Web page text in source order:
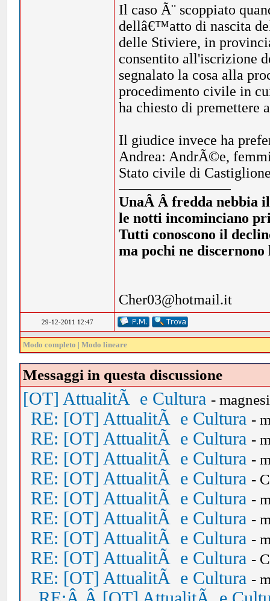
Il caso Ã¨ scoppiato
dellâ€™atto di nascita
delle Stiviere, in
consentito all'iscrizione
segnalato la cosa alla
procedimento civile in
ha chiesto di premettere
Il giudice invece ha
Andrea: AndrÃ©e,
Stato civile di
UnaÂ Â fredda nebbia
le notti incominciano
Tutti conoscono il
ma pochi ne
Cher03@hotmail.it
29-12-2011 12:47
Modo completo |Modo lineare
Messaggi in questa discussione
[OT] AttualitÃ e Cultura -
RE: [OT] AttualitÃ e Cultura -
RE: [OT] AttualitÃ e Cultura -
RE: [OT] AttualitÃ e Cultura -
RE: [OT] AttualitÃ e Cultura -
RE: [OT] AttualitÃ e Cultura -
RE: [OT] AttualitÃ e Cultura -
RE: [OT] AttualitÃ e Cultura -
RE: [OT] AttualitÃ e Cultura -
RE: [OT] AttualitÃ e Cultura -